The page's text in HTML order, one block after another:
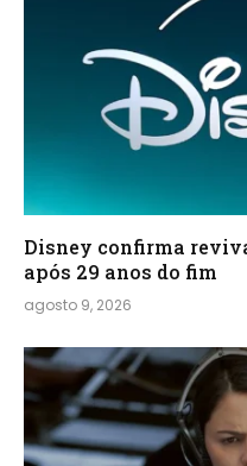
Disney confirma
após 29 anos do fim
agosto 9, 2026